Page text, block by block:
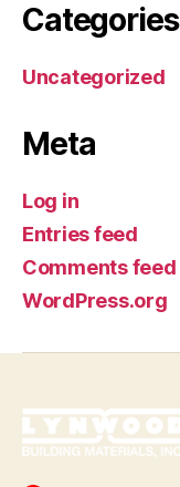
Categories
Uncategorized
Meta
Log in
Entries feed
Comments feed
WordPress.org